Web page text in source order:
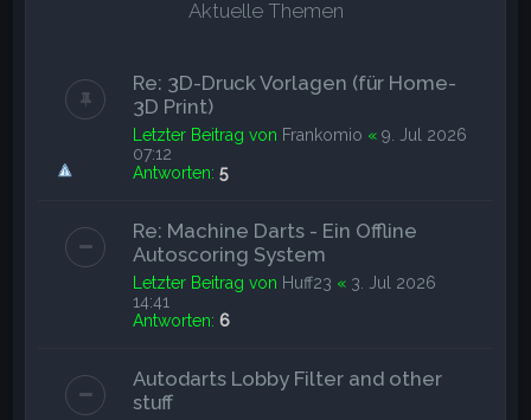
Aktuelle Themen
Re: 3D-Druck Vorlagen (für Home-
3D Print)
Letzter Beitrag von Frankomio «9. Jul 2026
07:12
Antworten:5
Re: Machine Darts - Ein Offline
Autoscoring System
Letzter Beitrag von Huff23 « 3. Jul 2026
14:41
Antworten:6
Autodarts Lobby Filter and other
stuff